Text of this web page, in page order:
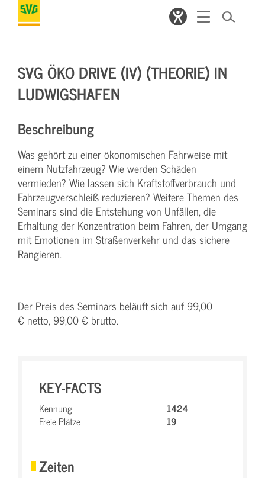
SVG ÖKO DRIVE (IV) (THEORIE) IN
LUDWIGSHAFEN
Beschreibung
Was gehört zu einer ökonomischen Fahrweise mit
einem Nutzfahrzeug? Wie werden Schäden
vermieden? Wie lassen sich Kraftstoffverbrauch und
Fahrzeugverschleiß reduzieren? Weitere Themen des
Seminars sind die Entstehung von Unfällen, die
Erhaltung der Konzentration beim Fahren, der Umgang
mit Emotionen im Straßenverkehr und das sichere
Rangieren.
Der Preis des Seminars beläuft sich auf 99,00
€ netto, 99,00 € brutto.
KEY-FACTS
Kennung
1424
Freie Plätze
19
Zeiten